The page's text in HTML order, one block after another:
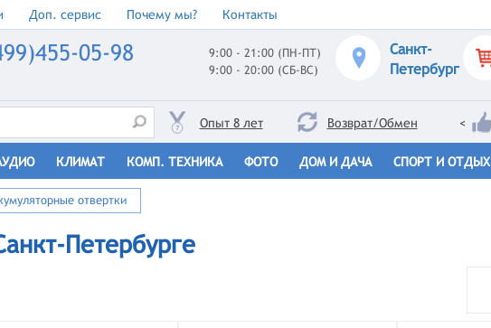
Доп. сервис Почему мы? Контакты
05-98
9:00 - 21:00 (ПН-ПТ)
9:00 - 20:00 (СБ-ВС)
Санкт-
Петербург
Опыт 8 лет Возврат/Обмен <
КЛИМАТ КОМП. ТЕХНИКА ФОТО ДОМ И ДАЧА СПОРТ И ОТДЫХ
отвертки
Петербурге